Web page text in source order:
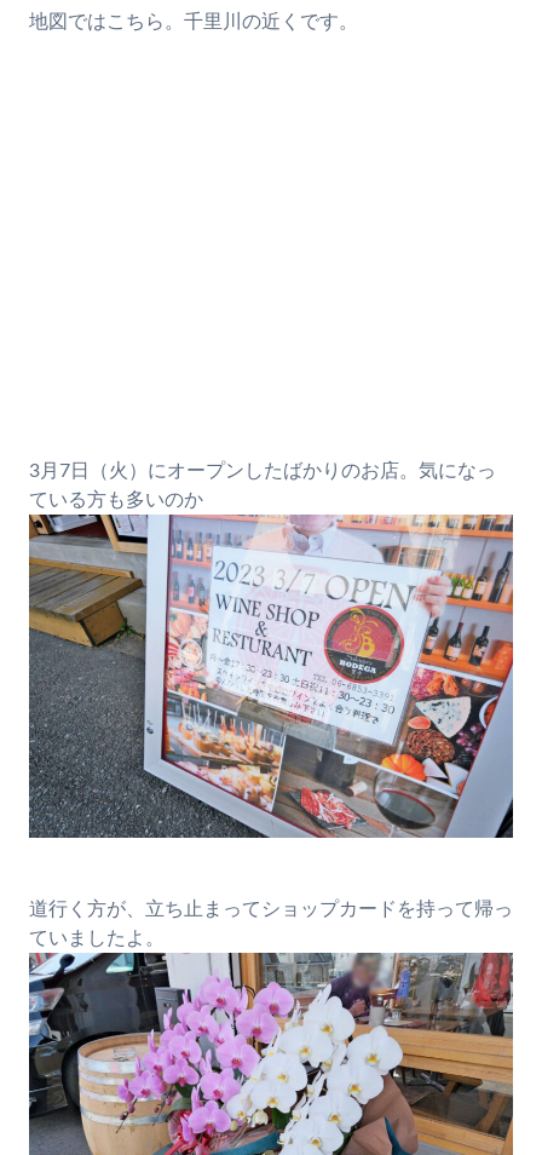
地図ではこちら。千里川の近くです。
3月7日（火）にオープンしたばかりのお店。気になっ
ている方も多いのか
道行く方が、立ち止まってショップカードを持って帰っ
ていましたよ。